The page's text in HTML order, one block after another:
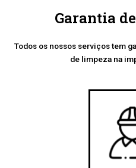
Garantia
Todos os nossos serviços tem
de limpeza na